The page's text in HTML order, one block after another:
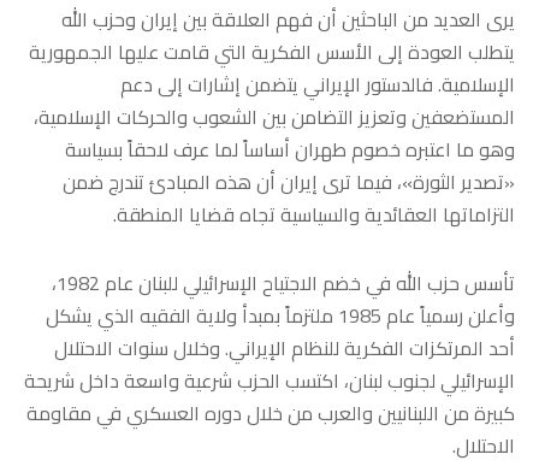
يرى العديد من الباحثين أن فهم العلاقة بين إيران وحزب الله
يتطلب العودة إلى الأسس الفكرية التي قامت عليها الجمهورية
الإسلامية. فالدستور الإيراني يتضمن إشارات إلى دعم
المستضعفين وتعزيز التضامن بين الشعوب والحركات الإسلامية،
وهو ما اعتبره خصوم طهران أساساً لما عرف لاحقاً بسياسة
«تصدير الثورة»، فيما ترى إيران أن هذه المبادئ تندرج ضمن
التزاماتها العقائدية والسياسية تجاه قضايا المنطقة.
تأسس حزب الله في خضم الاجتياح الإسرائيلي للبنان عام 1982،
وأعلن رسمياً عام 1985 ملتزماً بمبدأ ولاية الفقيه الذي يشكل
أحد المرتكزات الفكرية للنظام الإيراني. وخلال سنوات الاحتلال
الإسرائيلي لجنوب لبنان، اكتسب الحزب شرعية واسعة داخل شريحة
كبيرة من اللبنانيين والعرب من خلال دوره العسكري في مقاومة
الاحتلال.